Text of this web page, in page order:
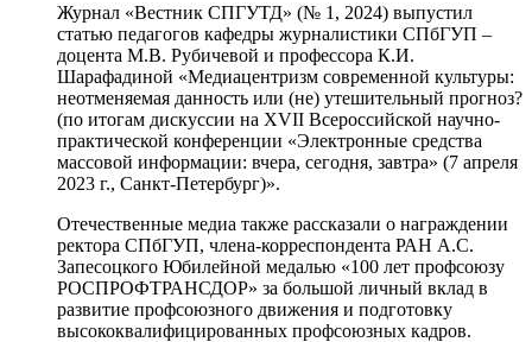
Журнал «Вестник СПГУТД» (№ 1, 2024) выпустил
статью педагогов кафедры журналистики СПбГУП –
доцента М.В. Рубичевой и профессора К.И.
Шарафадиной «Медиацентризм современной культуры:
неотменяемая данность или (не) утешительный прогноз?
(по итогам дискуссии на XVII Всероссийской научно-
практической конференции «Электронные средства
массовой информации: вчера, сегодня, завтра» (7 апреля
2023 г., Санкт-Петербург)».
Отечественные медиа также рассказали о награждении
ректора СПбГУП, члена-корреспондента РАН А.С.
Запесоцкого Юбилейной медалью «100 лет профсоюзу
РОСПРОФТРАНСДОР» за большой личный вклад в
развитие профсоюзного движения и подготовку
высококвалифицированных профсоюзных кадров.